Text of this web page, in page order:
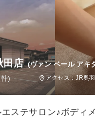
田店 (ヴァン ベール アキ
) アクセス：JR奥
ステサロン♪ボディ